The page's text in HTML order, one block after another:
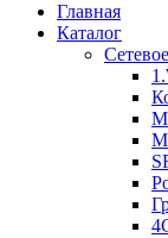
Главная
Каталог